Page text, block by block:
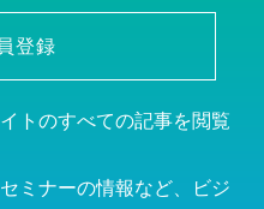
登録
トのすべての記事を閲覧
ミナーの情報など、ビジ